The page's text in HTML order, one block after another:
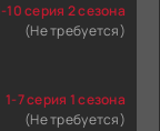
10 серия 2 сезона
(Не требуется)
1-7 серия 1 сезона
(Не требуется)